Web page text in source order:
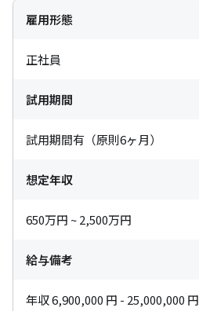
雇用形態
正社員
試用期間
試用期間有（原則6ヶ月）
想定年収
650万円 ~ 2,500万円
給与備考
年収 6,900,000 円 - 25,000,000 円